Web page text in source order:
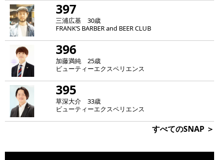
397
三浦広基 30歳
FRANK‘S BARBER and BEER CLUB
396
加藤満純 25歳
ビューティーエクスペリエンス
395
草深大介 33歳
ビューティーエクスペリエンス
すべてのSNAP ＞